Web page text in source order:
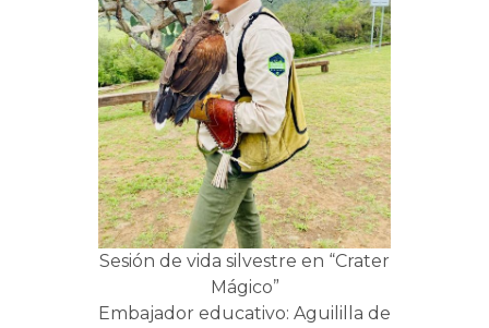
Sesión de vida silvestre en “Crater
Mágico”
Embajador educativo: Aguililla de